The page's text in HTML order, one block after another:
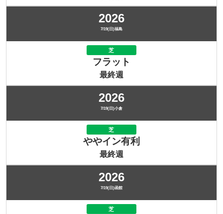
2026
7/19(日)福島
芝
フラット
最終週
2026
7/19(日)小倉
芝
ややイン有利
最終週
2026
7/19(日)函館
芝